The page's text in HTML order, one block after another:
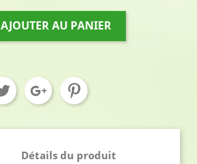
AJOUTER AU PANIER
Détails du produit